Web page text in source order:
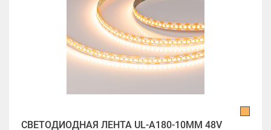
СВЕТОДИОДНАЯ ЛЕНТА UL-A180-10MM 48V